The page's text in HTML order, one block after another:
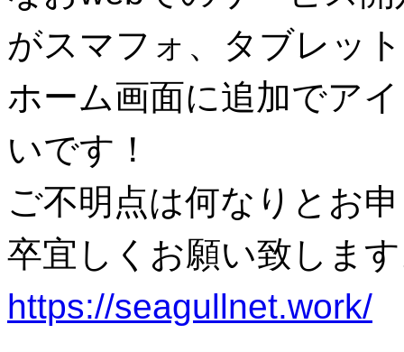
がスマフォ、タブレッ
ホーム画面に追加でア
いです！
ご不明点は何なりとお
卒宜しくお願い致しま
https://seagullnet.work/